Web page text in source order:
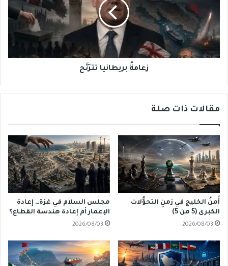
زعامةُ بريطانيا تترَنَّح
مقالات ذات صلة
أَمنُ الخليج في زمنِ التحوُّلات
الكبرى (5 من 5)
2026/08/03
مجلس السلام في غزة… إعادة
الإعمار أم إعادة هندسة القطاع؟
2026/08/03